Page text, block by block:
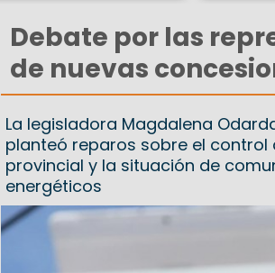
Debate por las
de nuevas
La legisladora Magdalena
planteó reparos sobre el
provincial y la situación de
energéticos